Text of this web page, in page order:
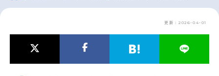
更新：2026-04-01